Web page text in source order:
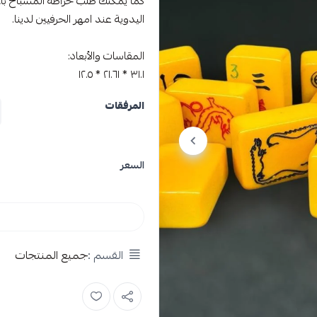
اليدوية عند امهر الحرفيين لدينا.
المقاسات والأبعاد:
٣١.١ * ٢١.٦١ * ١٢.٥
المرفقات
السعر
القسم :جميع المنتجات